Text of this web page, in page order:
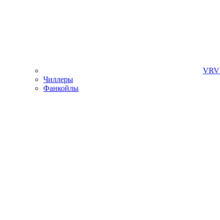
Чиллеры
Фанкойлы